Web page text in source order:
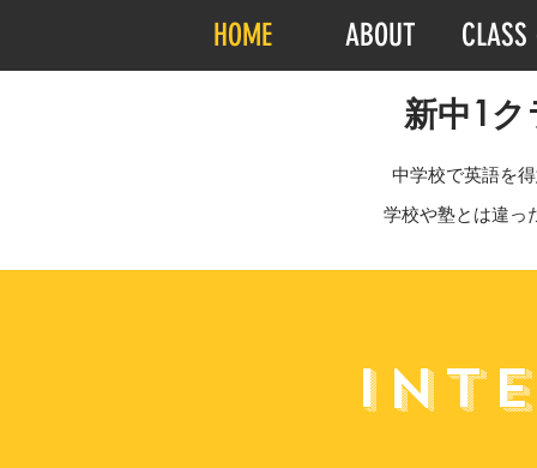
HOME ABOUT
新中1ク
中学校で英語を
学校や塾とは違っ